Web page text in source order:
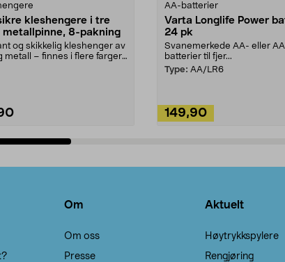
kleshengere i tre
metallpinne, 8-pakning
og skikkelig kleshenger av
metall – finnes i flere farger.
AA-batterier
Varta Longlife Power
24 pk
Svanemerkede AA- eller
batterier til fjer...
Type: AA/LR6
149,90
Om
Om oss
Presse
Aktuelt
Høytrykkspylere
Rengjøring